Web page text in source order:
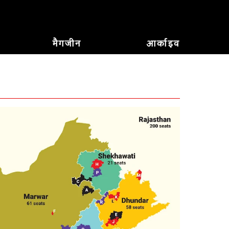
मैगजीन आर्काइव